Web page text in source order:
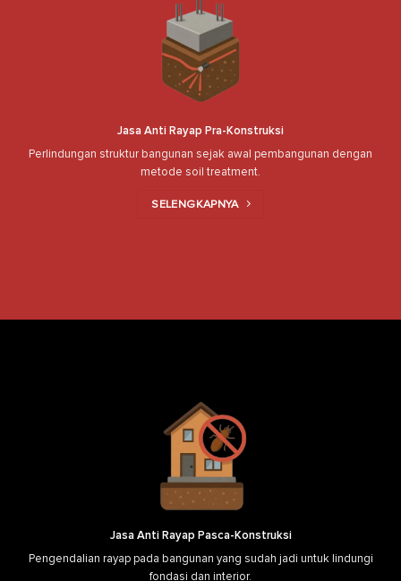
Jasa Anti Rayap Pra-Konstruksi
Perlindungan struktur bangunan sejak awal pembangunan dengan
metode soil treatment.
SELENGKAPNYA
Jasa Anti Rayap Pasca-Konstruksi
Pengendalian rayap pada bangunan yang sudah jadi untuk lindungi
fondasi dan interior.